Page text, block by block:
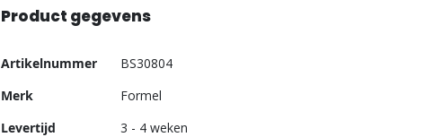
Product gegevens
Meer
Artikelnummer
BS30804
Merk
Formel
Levertijd
3 - 4 weken